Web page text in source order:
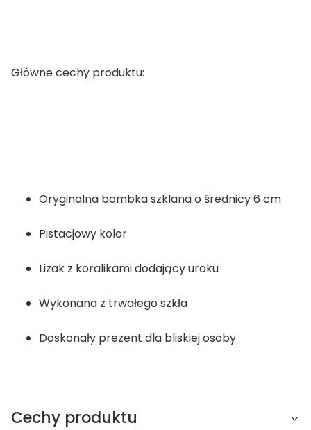
Główne cechy produktu:
Oryginalna bombka szklana o średnicy 6 cm
Pistacjowy kolor
Lizak z koralikami dodający uroku
Wykonana z trwałego szkła
Doskonały prezent dla bliskiej osoby
Cechy produktu